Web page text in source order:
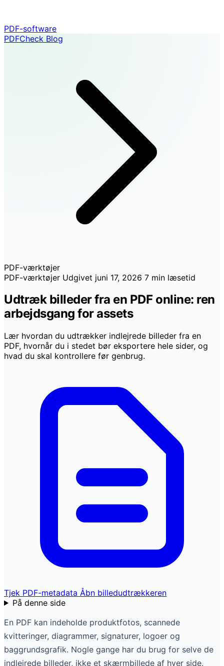
PDF-software
PDFCheck Blog
PDF-værktøjer
PDF-værktøjer Udgivet juni 17, 2026 7 min læsetid
Udtræk billeder fra en PDF online: ren
arbejdsgang for assets
Lær hvordan du udtrækker indlejrede billeder fra en
PDF, hvornår du i stedet bør eksportere hele sider, og
hvad du skal kontrollere før genbrug.
Tjek PDF-metadata Åbn billedudtrækkeren
På denne side
En PDF kan indeholde produktfotos, scannede
kvitteringer, diagrammer, signaturer, logoer og
baggrundsgrafik. Nogle gange har du brug for selve de
indlejrede billeder, ikke et skærmbillede af hver side.